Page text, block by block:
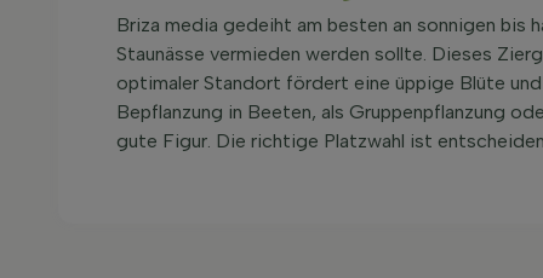
Briza media gedeiht am besten an sonnigen
Staunässe vermieden werden sollte. Dieses
optimaler Standort fördert eine üppige Blüte
Bepflanzung in Beeten, als Gruppenpflanzung
gute Figur. Die richtige Platzwahl ist